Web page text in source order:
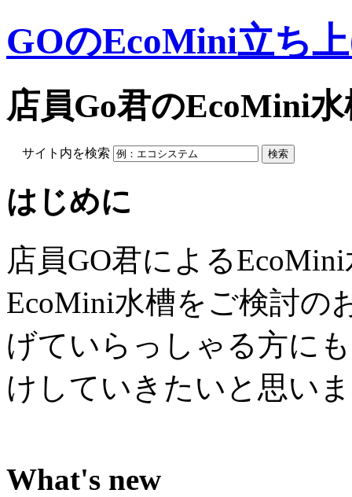
GOのEcoMini立ち
店員Go君のEcoMini
サイト内を検索
はじめに
店員GO君による
EcoMini水槽をご検討の
げていらっしゃる方に
けしていきたいと思い
What's new